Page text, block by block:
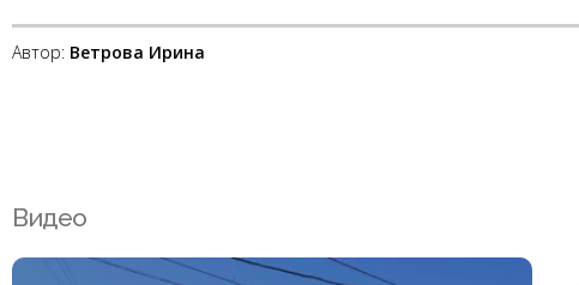
Автор: Ветрова Ирина
Видео